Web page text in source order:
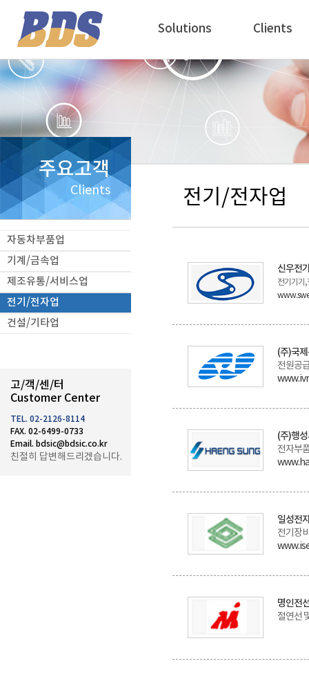
Solutions Clients
주요고객
Clients
자동차부품업
기계/금속업
제조유통/서비스업
전기/전자업
건설/기타업
고/객/센/터
Customer Center
TEL. 02-2126-8114
FAX. 02-6499-0733
Email. bdsic@bdsic.co.kr
친절히 답변해드리겠습니다.
전기/전자업
신우전
전기기기
(주)국
전원공
(주)행
전자부
일성전
전기장
명인전
절연선